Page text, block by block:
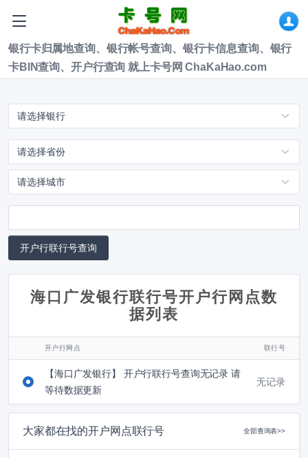
银行卡归属地查询、银行帐号查询、银行卡信息查询、银行
卡BIN查询、开户行查询 就上卡号网 ChaKaHao.com
海口广发银行联行号开户行网点数
据列表
开户行网点 联行号
【海口广发银行】 开户行联行号查询无记录 请
等待数据更新
无记录
大家都在找的开户网点联行号 全部查询表>>